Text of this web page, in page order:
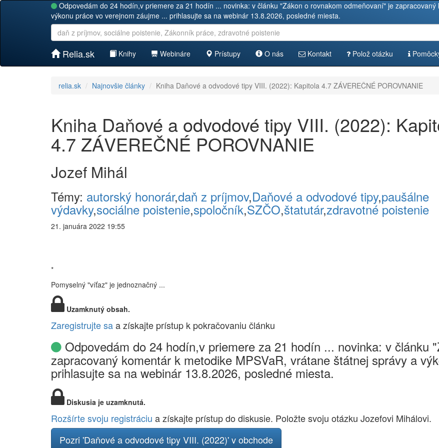
Odpovedám do 24 hodín,v priemere za 21 hodín ... novinka: v článku "Zákon o rovnakom odmeňovaní" je
výkonu práce vo verejnom záujme ... prihlasujte sa na webinár 13.8.2026, posledné miesta.
Relia.sk Knihy Webináre Prístupy O nás Kontakt Polož otázku
relia.sk Najnovšie články Kniha Daňové a odvodové tipy VIII. (2022): Kapitola 4.7 ZÁVEREČNÉ POROVNANIE
Kniha Daňové a odvodové tipy VIII. (2022):
4.7 ZÁVEREČNÉ POROVNANIE
Jozef Mihál
Témy: autorský honorár,daň z príjmov,Daňové a odvodové tipy,paušálne
výdavky,sociálne poistenie,spoločník,SZČO,štatutár,zdravotné poistenie
21. januára 2022 19:55
*
Pomyselný "víťaz" je jednoznačný ...
Uzamknutý obsah.
Zaregistrujte saa získajte prístup k pokračovaniu článku
Odpovedám do 24 hodín,v priemere za 21 hodín ... novinka: v článku
zapracovaný komentár k metodike MPSVaR, vrátane štátnej správy a
prihlasujte sa na webinár 13.8.2026, posledné miesta.
Diskusia je uzamknutá.
Rozšírte svoju registráciu a získajte prístup do diskusie. Položte svoju otázku Jozefovi Mihálovi.
Pozri 'Daňové a odvodové tipy VIII. (2022)' v obchode